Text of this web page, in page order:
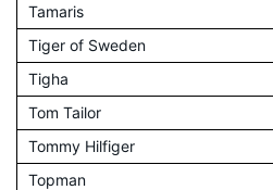
Tamaris
Tiger of Sweden
Tigha
Tom Tailor
Tommy Hilfiger
Topman